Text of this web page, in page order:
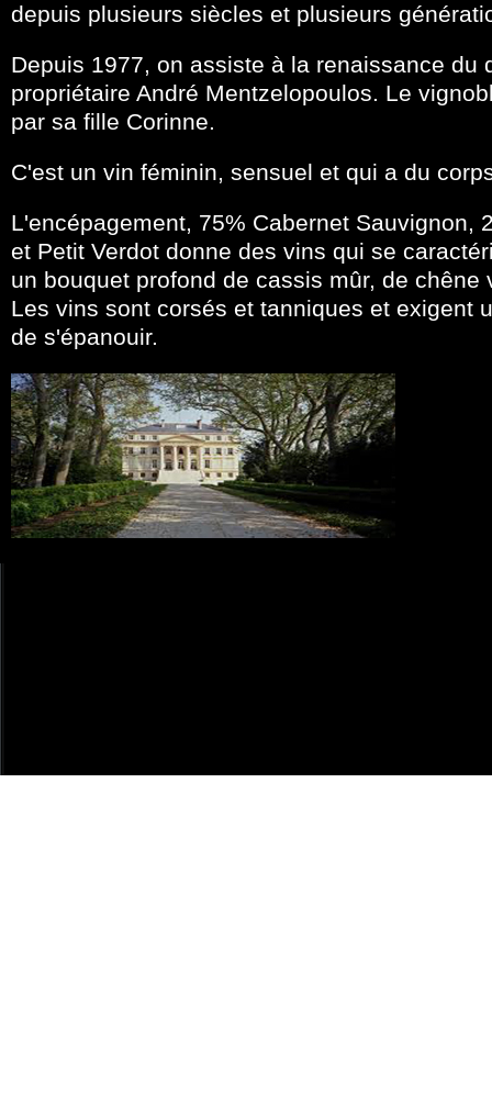
depuis plusieurs siècles et plusieurs
Depuis 1977, on assiste à la renaissance du
propriétaire André Mentzelopoulos. Le
par sa fille Corinne.
C'est un vin féminin, sensuel et qui a du
L'encépagement, 75% Cabernet Sauvignon,
et Petit Verdot donne des vins qui se
un bouquet profond de cassis mûr, de
Les vins sont corsés et tanniques et exigent
de s'épanouir.